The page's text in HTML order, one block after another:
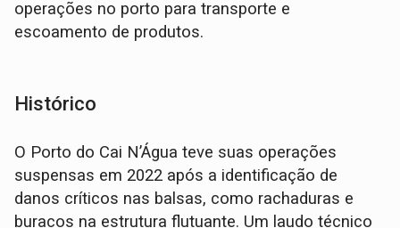
operações no porto para transporte e
escoamento de produtos.
Histórico
O Porto do Cai N’Água teve suas operações
suspensas em 2022 após a identificação de
danos críticos nas balsas, como rachaduras e
buracos na estrutura flutuante. Um laudo técnico